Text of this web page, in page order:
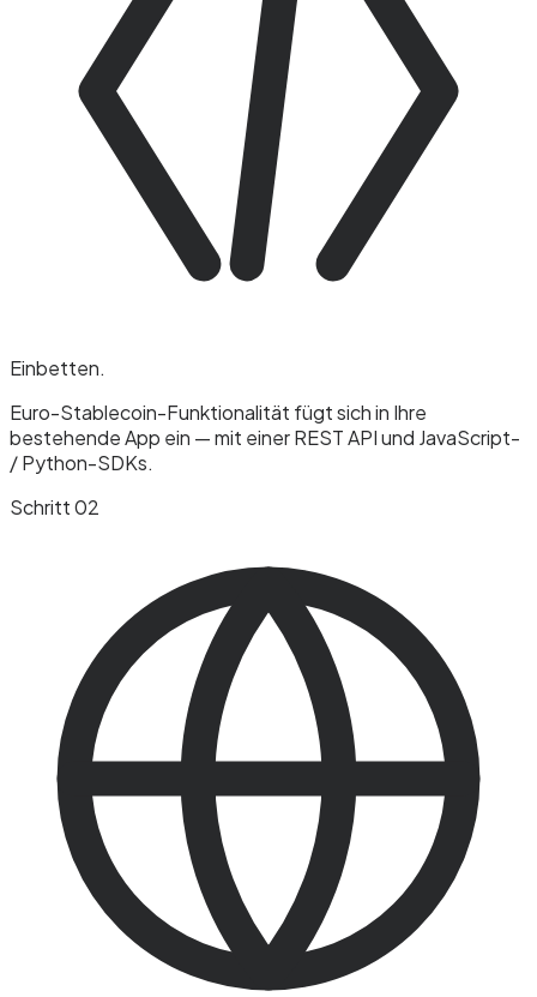
Einbetten.
Euro-Stablecoin-Funktionalität fügt sich in Ihre
bestehende App ein — mit einer REST API und JavaScript-
/ Python-SDKs.
Schritt 02